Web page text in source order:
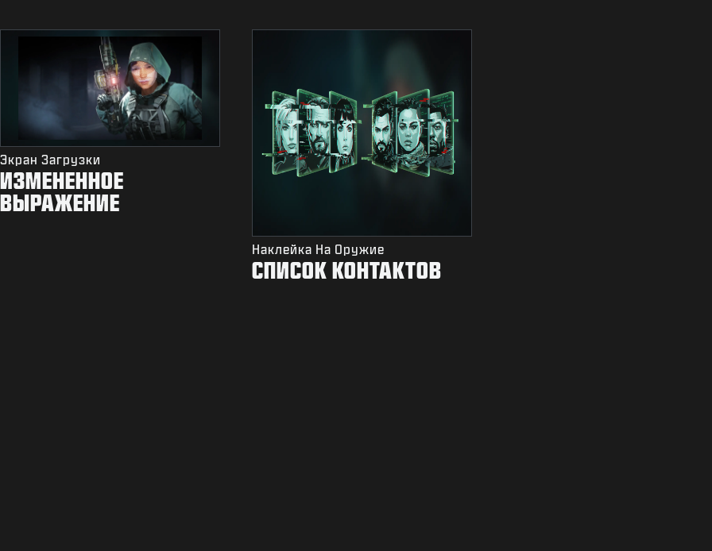
Экран Загрузки
ИЗМЕНЕННОЕ
ВЫРАЖЕНИЕ
Наклейка На Оружие
СПИСОК КОНТАКТОВ